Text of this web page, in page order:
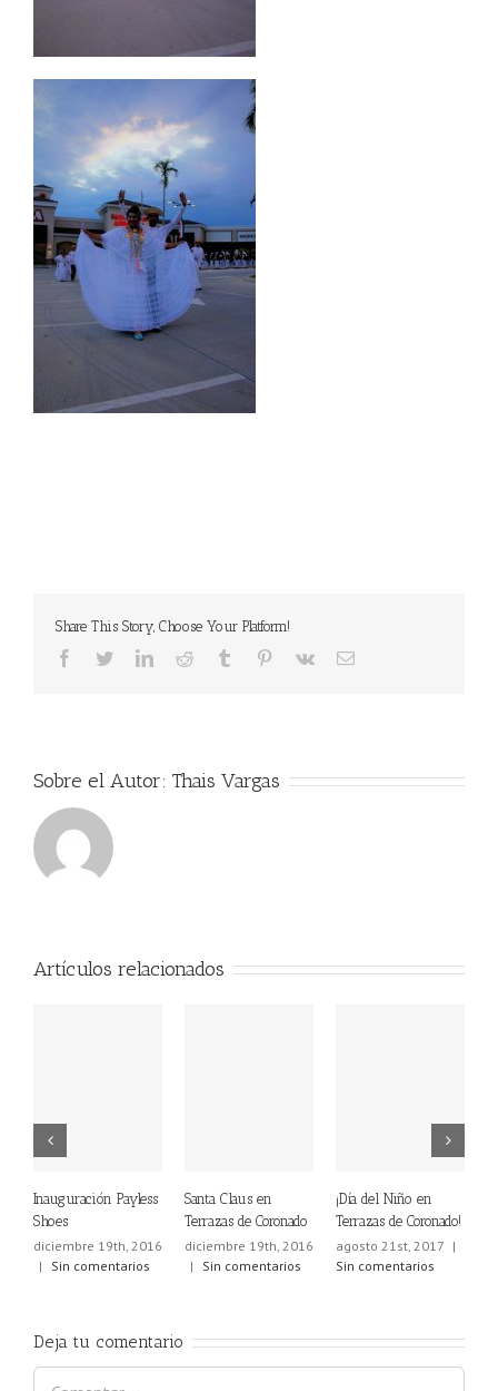
Share This Story, Choose Your Platform!
facebooktwitterlinkedinreddit tumblr pinterest
vk
Correo
Sobre el Autor: Thais Vargas
Artículos relacionados
Santa Claus en
Terrazas de Coronado
diciembre 19th, 2016
Sin comentarios
¡Día del Niño en
Terrazas de Coronado!
agosto 21st, 2017
|
Sin comentarios
Feria de Artesanías
agosto 21st, 2017 |
Sin comentarios
Deja tu comentario
Comentar